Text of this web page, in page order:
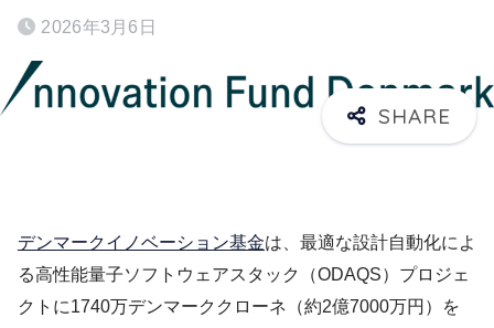
2026年3月6日
デンマークイノベーション基金は、最適な設計自動化によ
る高性能量子ソフトウェアスタック（ODAQS）プロジェ
クトに1740万デンマーククローネ（約2億7000万円）を